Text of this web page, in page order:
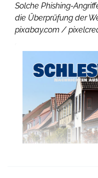
Solche Phishing-
die Überprüfung der
pixabay.com /